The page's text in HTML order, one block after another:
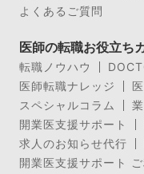
よくあるご質問
医師の転職お役立ち
転職ノウハウ
医師転職ナレッジ
スペシャルコラム
開業医支援サポート
求人のお知らせ代行
開業医支援サポート